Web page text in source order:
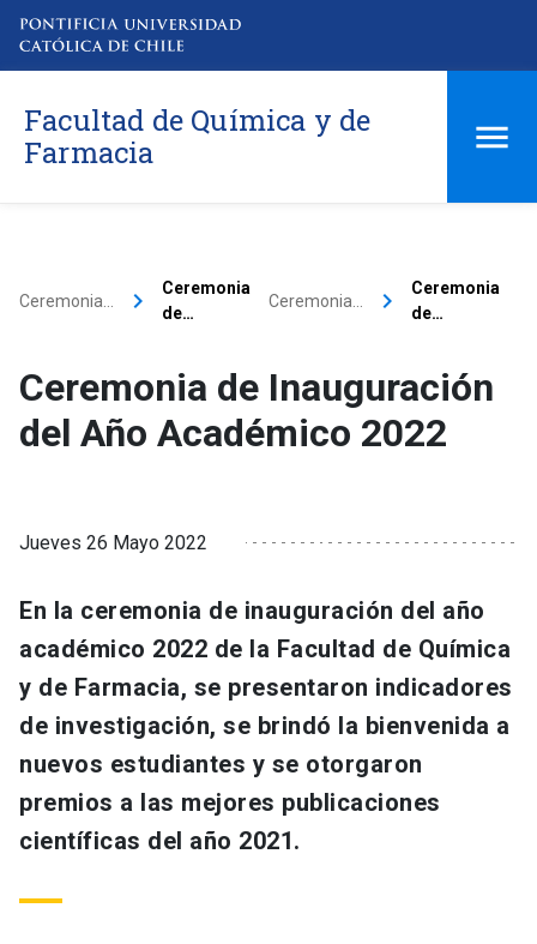
Facultad de Química y de
Farmacia
Ceremonia… keyboard_arrow_right
Ceremonia
de…
Ceremonia… keyboard_arrow_right
Ceremonia
de…
Ceremonia de Inauguración
del Año Académico 2022
Jueves 26 Mayo 2022
En la ceremonia de inauguración del año
académico 2022 de la Facultad de Química
y de Farmacia, se presentaron indicadores
de investigación, se brindó la bienvenida a
nuevos estudiantes y se otorgaron
premios a las mejores publicaciones
científicas del año 2021.